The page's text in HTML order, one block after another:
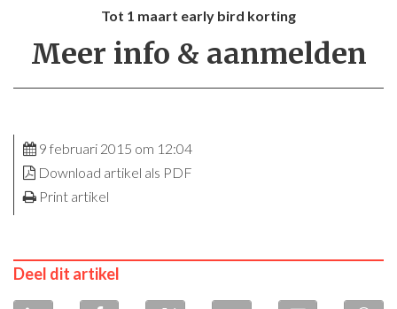
Tot 1 maart early bird korting
Meer info & aanmelden
9 februari 2015 om 12:04
Download artikel als PDF
Print artikel
Deel dit artikel